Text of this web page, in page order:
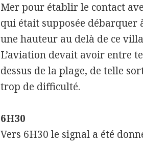
Mer pour établir le contact
qui était supposée débarquer
une hauteur au delà de ce
L’aviation devait avoir entre
dessus de la plage, de telle
trop de difficulté.
6H30
Vers 6H30 le signal a été